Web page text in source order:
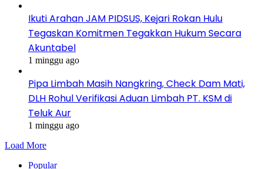
Ikuti Arahan JAM PIDSUS, Kejari Rokan Hulu
Tegaskan Komitmen Tegakkan Hukum Secara
Akuntabel
1 minggu ago
Pipa Limbah Masih Nangkring, Check Dam Mati,
DLH Rohul Verifikasi Aduan Limbah PT. KSM di
Teluk Aur
1 minggu ago
Load More
Popular